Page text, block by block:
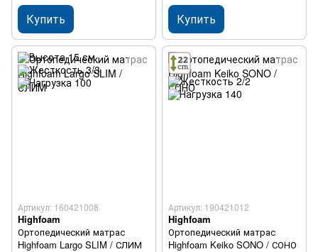
Купить Купить
Артикул: 160421008
Highfoam
Ортопедический матрас
Highfoam Largo SLIM / СЛИМ
Артикул: 190421012
Highfoam
Ортопедический матрас
Highfoam Keiko SONO / СОНО